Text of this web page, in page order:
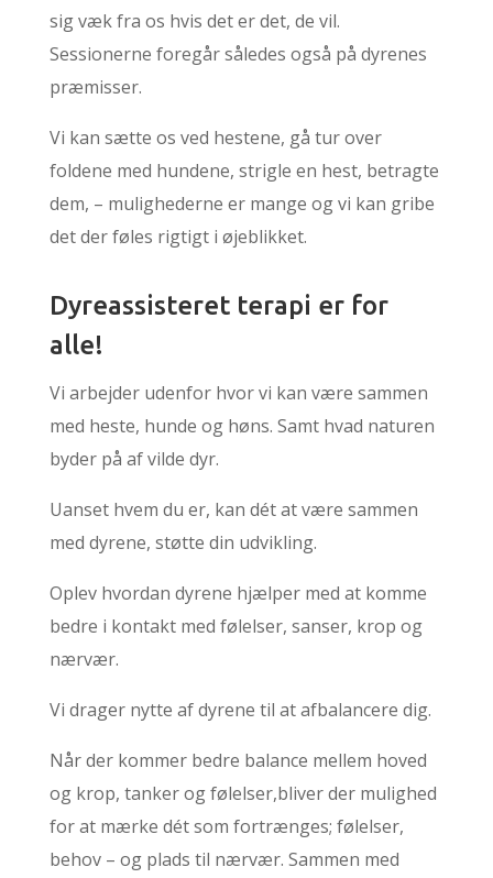
sig væk fra os hvis det er det, de vil.
Sessionerne foregår således også på dyrenes
præmisser.
Vi kan sætte os ved hestene, gå tur over
foldene med hundene, strigle en hest, betragte
dem, – mulighederne er mange og vi kan gribe
det der føles rigtigt i øjeblikket.
Dyreassisteret terapi er for
alle!
Vi arbejder udenfor hvor vi kan være sammen
med heste, hunde og høns. Samt hvad naturen
byder på af vilde dyr.
Uanset hvem du er, kan dét at være sammen
med dyrene, støtte din udvikling.
Oplev hvordan dyrene hjælper med at komme
bedre i kontakt med følelser, sanser, krop og
nærvær.
Vi drager nytte af dyrene til at afbalancere dig.
Når der kommer bedre balance mellem hoved
og krop, tanker og følelser,bliver der mulighed
for at mærke dét som fortrænges; følelser,
behov – og plads til nærvær. Sammen med